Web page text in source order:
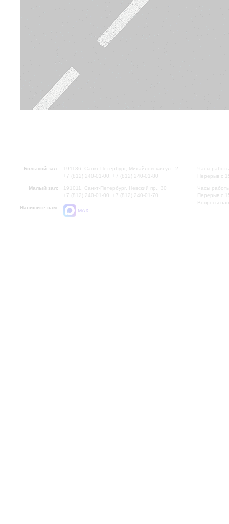
Большой зал:
191186, Санкт-Петербург, Михайловская ул., 2
+7 (812) 240-01-00, +7 (812) 240-01-80
Малый зал:
191011, Санкт-Петербург, Невский пр., 30
+7 (812) 240-01-00, +7 (812) 240-01-70
Напишите нам:
MAX
Часы
Перерыв с
Часы
Перерыв с
Вопросы